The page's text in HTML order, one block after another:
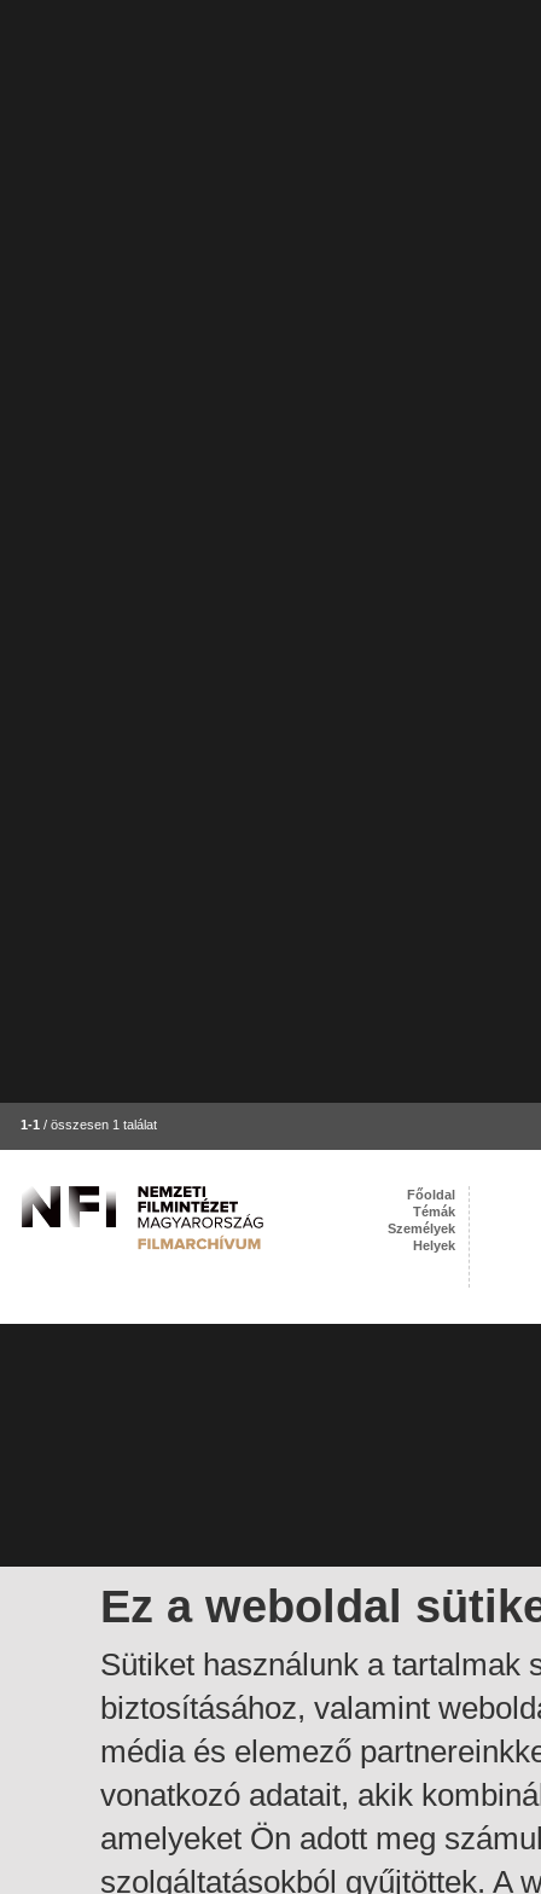
1-1 / összesen 1 találat
Ez a weboldal
Sütiket használunk a tartalmak
biztosításához, valamint
média és elemező
vonatkozó adatait, akik
amelyeket Ön adott meg
szolgáltatásokból gyűjtöttek. A
Főoldal
Témák
Személyek
Helyek